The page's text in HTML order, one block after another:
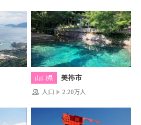
山口県 美祢市
人口 2.20万人